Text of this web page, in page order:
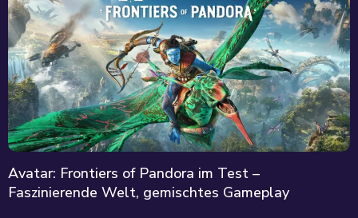
Avatar: Frontiers of Pandora im Test –
Faszinierende Welt, gemischtes Gameplay